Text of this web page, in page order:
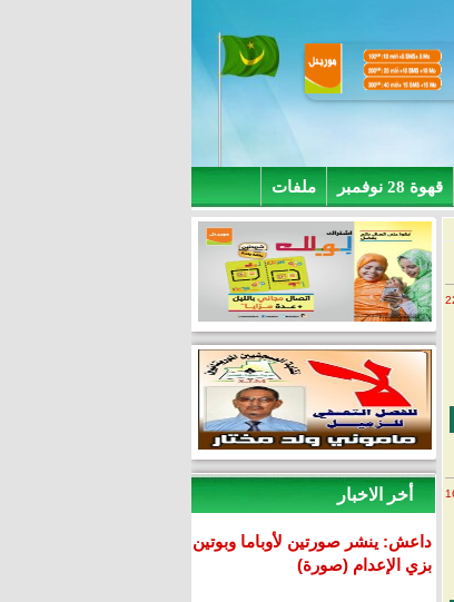
قهوة 28 نوفمبر ملفات
أخر الاخبار
داعش: ينشر صورتين لأوباما وبوتين
بزي الإعدام (صورة)